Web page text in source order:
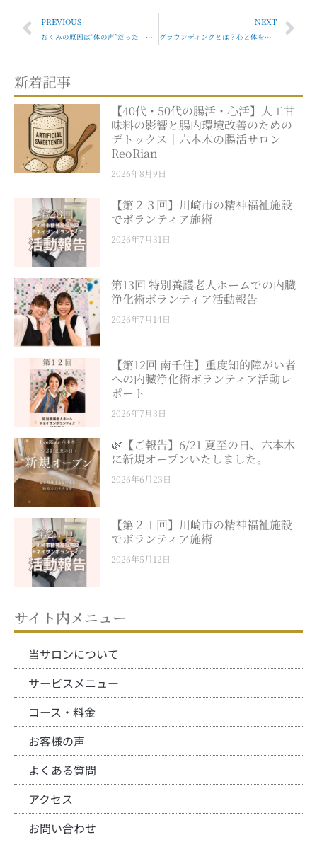
PrevPREVIOUS
むくみの原因は“体の声”だった｜女性のための根本改善ガイド【ReoRian-六本木-】
NEXT
グラウンディングとは？心と体を整えるための第一歩
新着記事
【40代・50代の腸活・心活】人工甘
味料の影響と腸内環境改善のための
デトックス｜六本木の腸活サロン
ReoRian
2026年8月9日
【第２３回】川崎市の精神福祉施設
でボランティア施術
2026年7月31日
第13回 特別養護老人ホームでの内臓
浄化術ボランティア活動報告
2026年7月14日
【第12回 南千住】重度知的障がい者
への内臓浄化術ボランティア活動レ
ポート
2026年7月3日
🌿【ご報告】6/21 夏至の日、六本木
に新規オープンいたしました。
2026年6月23日
【第２１回】川崎市の精神福祉施設
でボランティア施術
2026年5月12日
サイト内メニュー
当サロンについて
サービスメニュー
コース・料金
お客様の声
よくある質問
アクセス
お問い合わせ